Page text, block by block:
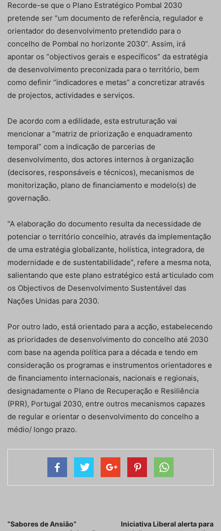
Recorde-se que o Plano Estratégico Pombal 2030
pretende ser “um documento de referência, regulador e
orientador do desenvolvimento pretendido para o
concelho de Pombal no horizonte 2030”. Assim, irá
apontar os “objectivos gerais e específicos” da estratégia
de desenvolvimento preconizada para o território, bem
como definir “indicadores e metas” a concretizar através
de projectos, actividades e serviços.
De acordo com a edilidade, esta estruturação vai
mencionar a “matriz de priorização e enquadramento
temporal” com a indicação de parcerias de
desenvolvimento, dos actores internos à organização
(decisores, responsáveis e técnicos), mecanismos de
monitorização, plano de financiamento e modelo(s) de
governação.
“A elaboração do documento resulta da necessidade de
potenciar o território concelhio, através da implementação
de uma estratégia globalizante, holística, integradora, de
modernidade e de sustentabilidade”, refere a mesma nota,
salientando que este plano estratégico está articulado com
os Objectivos de Desenvolvimento Sustentável das
Nações Unidas para 2030.
Por outro lado, está orientado para a acção, estabelecendo
as prioridades de desenvolvimento do concelho até 2030
com base na agenda política para a década e tendo em
consideração os programas e instrumentos orientadores e
de financiamento internacionais, nacionais e regionais,
designadamente o Plano de Recuperação e Resiliência
(PRR), Portugal 2030, entre outros mecanismos capazes
de regular e orientar o desenvolvimento do concelho a
médio/ longo prazo.
“Sabores de Ansião”
Iniciativa Liberal alerta para